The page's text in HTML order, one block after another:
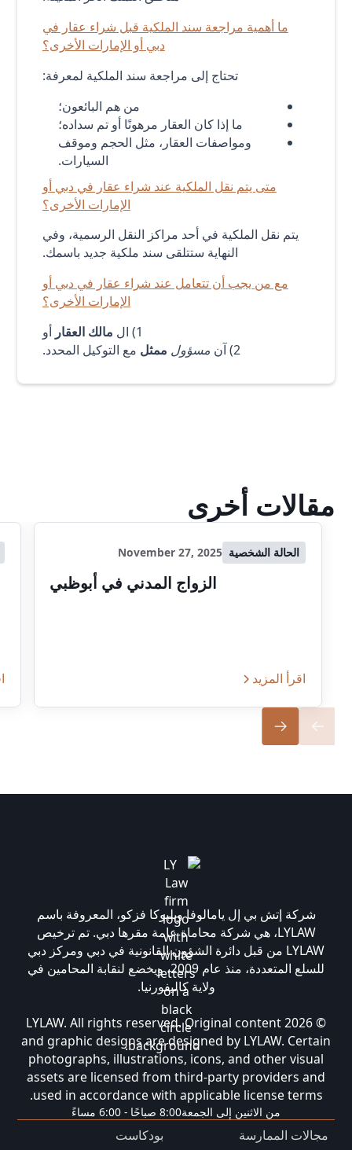
ما أهمية مراجعة سند الملكية قبل شراء عقار في
دبي أو الإمارات الأخرى؟
تحتاج إلى مراجعة سند الملكية لمعرفة:
من هم البائعون؛
ما إذا كان العقار مرهونًا أو تم سداده؛
ومواصفات العقار، مثل الحجم وموقف
السيارات.
متى يتم نقل الملكية عند شراء عقار في دبي أو
الإمارات الأخرى؟
يتم نقل الملكية في أحد مراكز النقل الرسمية، وفي
النهاية ستتلقى سند ملكية جديد باسمك.
مع من يجب أن تتعامل عند شراء عقار في دبي أو
الإمارات الأخرى؟
1) ال
مالك العقار أو
2) آن
مسؤول ممثل مع التوكيل المحدد.
مقالات أخرى
الحالة الشخصية November 27, 2025
الزواج المدني في أبوظبي
اقرأ المزيد
شركة إتش بي إل يامالوفا وبليوكا فزكو، المعروفة باسم
LYLAW، هي شركة محاماة عامة مقرها دبي. تم ترخيص
LYLAW من قبل دائرة الشؤون القانونية في دبي ومركز دبي
للسلع المتعددة، منذ عام 2009، ويخضع لنقابة المحامين في
ولاية كاليفورنيا.
© 2026 LYLAW. All rights reserved. Original content
and graphic designs are designed by LYLAW. Certain
photographs, illustrations, icons, and other visual
assets are licensed from third-party providers and
used in accordance with applicable license terms.
من الاثنين إلى الجمعة8:00 صباحًا - 6:00 مساءً
مجالات الممارسة بودكاست